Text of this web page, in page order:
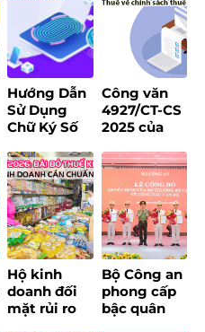
Hướng Dẫn
Sử Dụng
Chữ Ký Số
Ký Tại Trang
Bảo Hiểm
Xã Hội
Công văn
4927/CT-CS
2025 của
chính sách
Hộ kinh
doanh đối
mặt rủi ro
Bộ Công an
phong cấp
bậc quân